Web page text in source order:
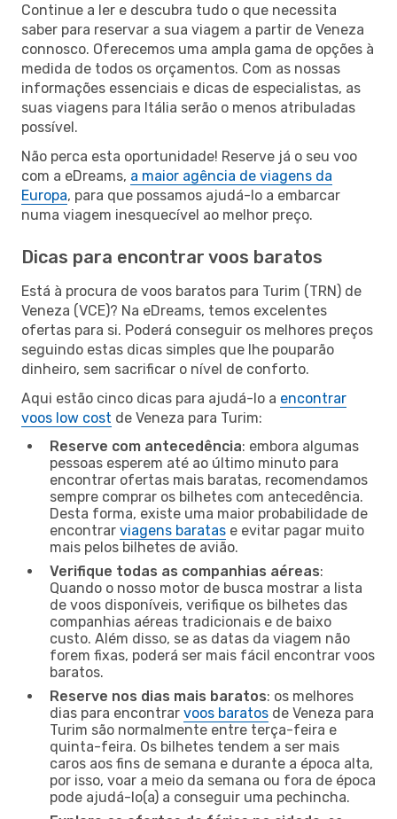
Continue a ler e descubra tudo o que necessita
saber para reservar a sua viagem a partir de Veneza
connosco. Oferecemos uma ampla gama de opções à
medida de todos os orçamentos. Com as nossas
informações essenciais e dicas de especialistas, as
suas viagens para Itália serão o menos atribuladas
possível.
Não perca esta oportunidade! Reserve já o seu voo
com a eDreams, a maior agência de viagens da
Europa, para que possamos ajudá-lo a embarcar
numa viagem inesquecível ao melhor preço.
Dicas para encontrar voos baratos
Está à procura de voos baratos para Turim (TRN) de
Veneza (VCE)? Na eDreams, temos excelentes
ofertas para si. Poderá conseguir os melhores preços
seguindo estas dicas simples que lhe pouparão
dinheiro, sem sacrificar o nível de conforto.
Aqui estão cinco dicas para ajudá-lo a encontrar
voos low cost de Veneza para Turim:
Reserve com antecedência: embora algumas
pessoas esperem até ao último minuto para
encontrar ofertas mais baratas, recomendamos
sempre comprar os bilhetes com antecedência.
Desta forma, existe uma maior probabilidade de
encontrar viagens baratas e evitar pagar muito
mais pelos bilhetes de avião.
Verifique todas as companhias aéreas:
Quando o nosso motor de busca mostrar a lista
de voos disponíveis, verifique os bilhetes das
companhias aéreas tradicionais e de baixo
custo. Além disso, se as datas da viagem não
forem fixas, poderá ser mais fácil encontrar voos
baratos.
Reserve nos dias mais baratos: os melhores
dias para encontrar voos baratos de Veneza para
Turim são normalmente entre terça-feira e
quinta-feira. Os bilhetes tendem a ser mais
caros aos fins de semana e durante a época alta,
por isso, voar a meio da semana ou fora de época
pode ajudá-lo(a) a conseguir uma pechincha.